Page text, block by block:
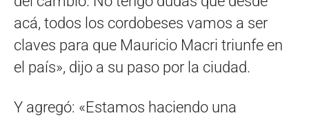
acá, todos los cordobeses vamos a ser
claves para que Mauricio Macri triunfe en
el país», dijo a su paso por la ciudad.
Y agregó: «Estamos haciendo una